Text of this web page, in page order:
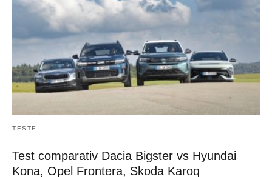
TESTE
Test comparativ Dacia Bigster vs Hyundai
Kona, Opel Frontera, Skoda Karoq